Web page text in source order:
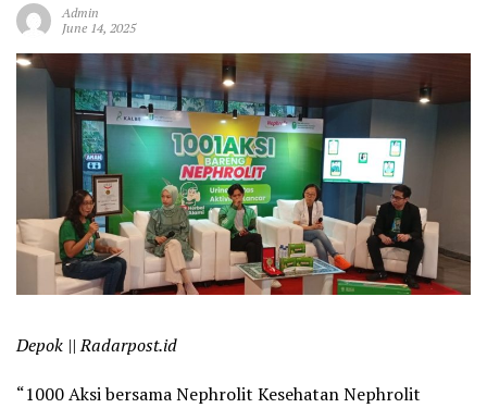
Admin
June 14, 2025
Depok || Radarpost.id
“1000 Aksi bersama Nephrolit Kesehatan Nephrolit